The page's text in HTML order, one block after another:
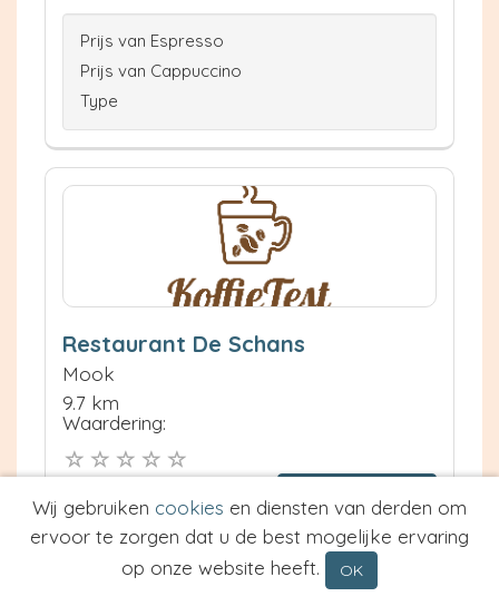
Prijs van Espresso
Prijs van Cappuccino
Type
Restaurant De Schans
Mook
9.7 km
Waardering:
Meer informatie
Prijs van Espresso
Wij gebruiken cookies en diensten van derden om
ervoor te zorgen dat u de best mogelijke ervaring
op onze website heeft.
OK